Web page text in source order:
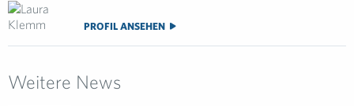
PROFIL ANSEHEN
Weitere News